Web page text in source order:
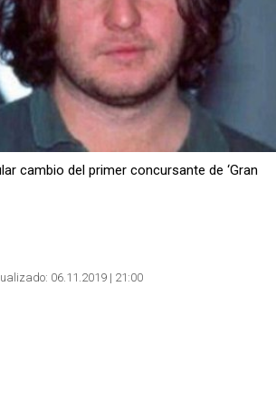
cambio del primer concursante de ‘Gran
06.11.2019 | 21:00